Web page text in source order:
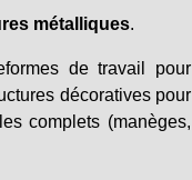
métalliques.
de travail pour
décoratives pour
complets (manèges,